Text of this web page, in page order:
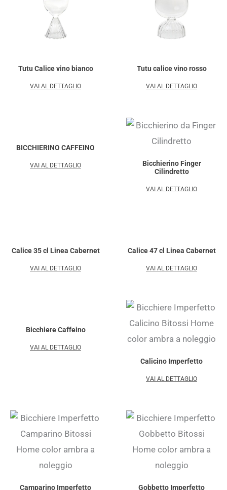
Tutu Calice vino bianco
VAI AL DETTAGLIO
Tutu calice vino rosso
VAI AL DETTAGLIO
BICCHIERINO CAFFEINO
VAI AL DETTAGLIO
Bicchierino Finger
Cilindretto
VAI AL DETTAGLIO
Calice 35 cl Linea Cabernet
VAI AL DETTAGLIO
Calice 47 cl Linea Cabernet
VAI AL DETTAGLIO
Bicchiere Caffeino
VAI AL DETTAGLIO
Calicino Imperfetto
VAI AL DETTAGLIO
Camparino Imperfetto Gobbetto Imperfetto